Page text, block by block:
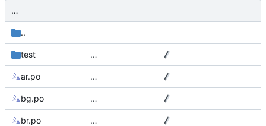
…
..
test …
ar.po …
bg.po …
br.po …